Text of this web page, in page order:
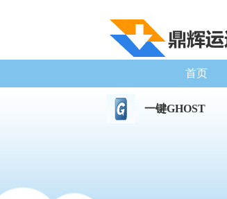
首页
一键GHOST